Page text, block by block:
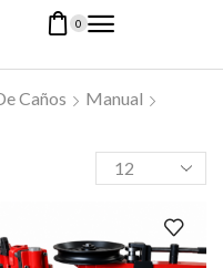
0
Caños
Manual